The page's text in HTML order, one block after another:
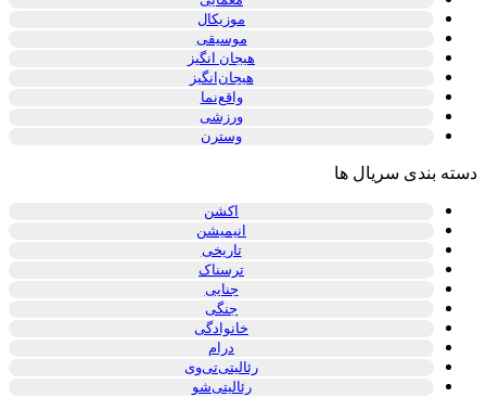
موزیکال
موسیقی
هیجان انگیز
هیجان‌انگیز
واقع‌نما
ورزشی
وسترن
دسته بندی سریال ها
اکشن
انیمیشن
تاریخی
ترسناک
جنایی
جنگی
خانوادگی
درام
رئالیتی‌تی‌وی
رئالیتی‌شو